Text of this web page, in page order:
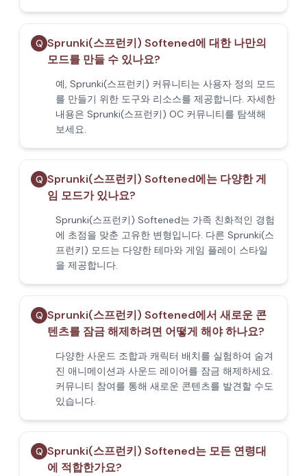
Q Sprunki(스프런키) Softened에 대한 나만의
모드를 만들 수 있나요?
예, Sprunki(스프런키) 커뮤니티는 사용자 정의 모드
를 만들기 위한 도구와 리소스를 제공합니다. 자세한
내용은 Sprunki(스프런키) OC 커뮤니티를 탐색해
보세요.
Q Sprunki(스프런키) Softened에는 다양한 게
임 모드가 있나요?
Sprunki(스프런키) Softened는 가족 친화적인 경험
에 초점을 맞춘 고유한 변형입니다. 다른 Sprunki(스
프런키) 모드는 다양한 테마와 게임 플레이 스타일
을 제공합니다.
Q Sprunki(스프런키) Softened에서 새로운 콘
텐츠를 잠금 해제하려면 어떻게 해야 하나요?
다양한 사운드 조합과 캐릭터 배치를 실험하여 숨겨
진 애니메이션과 사운드 레이어를 잠금 해제하세요.
커뮤니티 참여를 통해 새로운 콘텐츠를 발견할 수도
있습니다.
Q Sprunki(스프런키) Softened는 모든 연령대
에 적합한가요?